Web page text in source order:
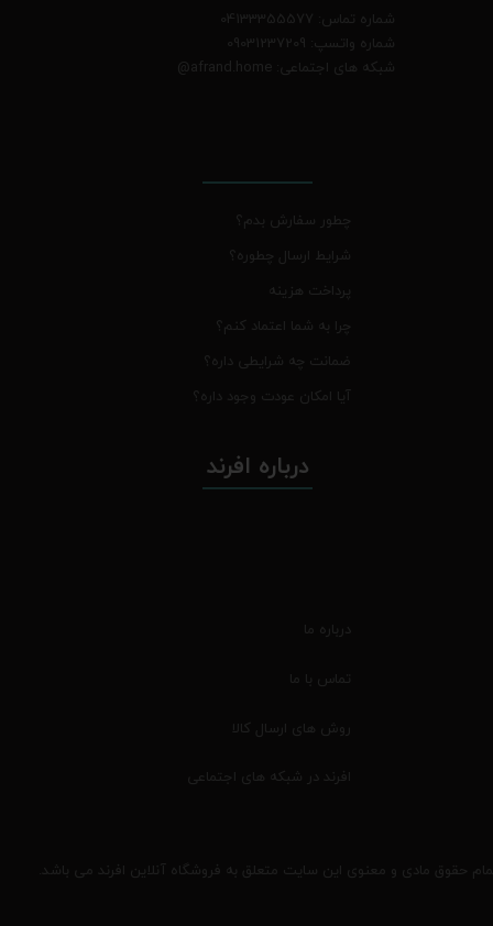
شماره تماس: 04133355577
شماره واتسپ: 09031237209
شبکه های اجتماعی: afrand.home
@
چطور سفارش بدم؟
شرایط ارسال چطوره؟
پرداخت هزینه
چرا به شما اعتماد کنم؟
ضمانت چه شرایطی داره؟
آیا امکان عودت وجود داره؟
حقوق مادی و معنوی این سایت متعلق به فروشگاه آنلاین افرند می باشد.
درباره افرند
درباره ما
تماس با ما
روش های ارسال کالا
افرند در شبکه های اجتماعی